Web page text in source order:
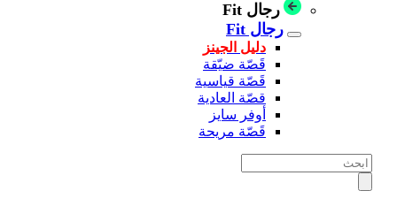
رجال Fit
رجال Fit
دليل الجينز
قَصّة ضيّقة
قَصّة قياسية
قصّة العادية
أوفر سايز
قَصّة مريحة